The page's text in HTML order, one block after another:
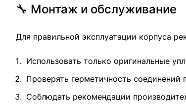
🔧 Монтаж и обслуживание
Для правильной эксплуатации корпуса
Использовать только оригинальные
Проверять герметичность соединений
Соблюдать рекомендации